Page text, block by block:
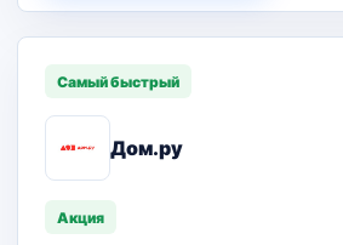
Самый быстрый
Дом.ру
Акция